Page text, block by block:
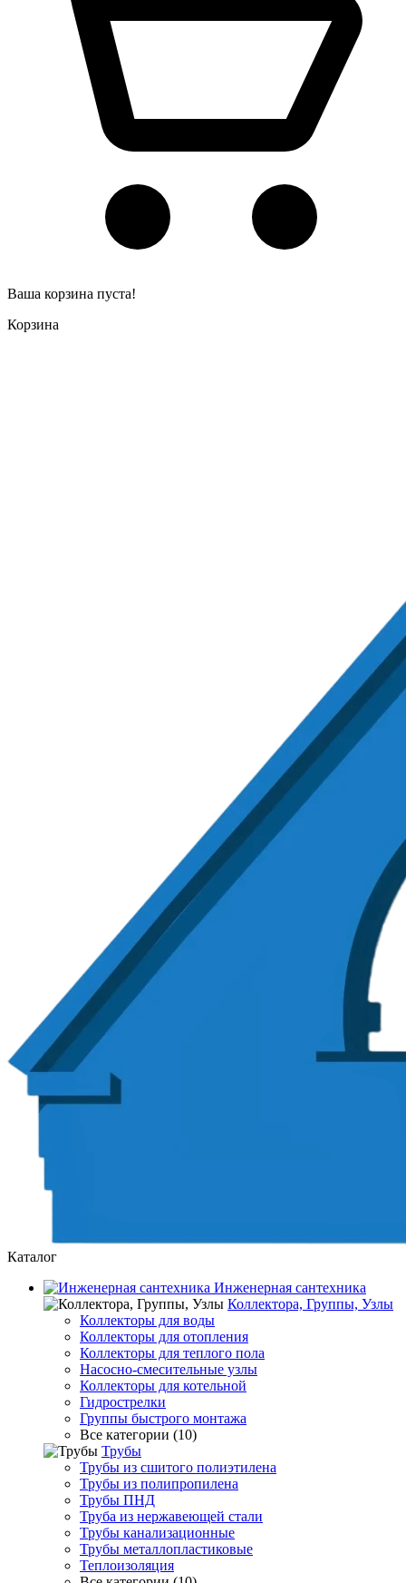
Ваша корзина пуста!
Корзина
Каталог
Инженерная сантехника
Коллектора, Группы, Узлы
Коллекторы для воды
Коллекторы для отопления
Коллекторы для теплого пола
Насосно-смесительные узлы
Коллекторы для котельной
Гидрострелки
Группы быстрого монтажа
Все категории (10)
Трубы
Трубы из сшитого полиэтилена
Трубы из полипропилена
Трубы ПНД
Труба из нержавеющей стали
Трубы канализационные
Трубы металлопластиковые
Теплоизоляция